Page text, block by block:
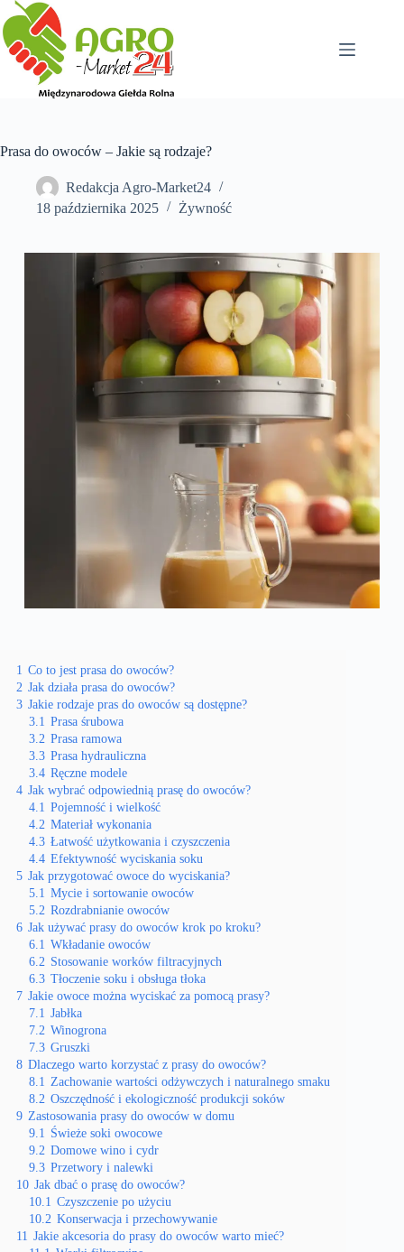
Przejdź
do
treści
Prasa do owoców – Jakie są rodzaje?
Redakcja Agro-Market24
18 października 2025
Żywność
1 Co to jest prasa do owoców?
2 Jak działa prasa do owoców?
3 Jakie rodzaje pras do owoców są dostępne?
3.1 Prasa śrubowa
3.2 Prasa ramowa
3.3 Prasa hydrauliczna
3.4 Ręczne modele
4 Jak wybrać odpowiednią prasę do owoców?
4.1 Pojemność i wielkość
4.2 Materiał wykonania
4.3 Łatwość użytkowania i czyszczenia
4.4 Efektywność wyciskania soku
5 Jak przygotować owoce do wyciskania?
5.1 Mycie i sortowanie owoców
5.2 Rozdrabnianie owoców
6 Jak używać prasy do owoców krok po kroku?
6.1 Wkładanie owoców
6.2 Stosowanie worków filtracyjnych
6.3 Tłoczenie soku i obsługa tłoka
7 Jakie owoce można wyciskać za pomocą prasy?
7.1 Jabłka
7.2 Winogrona
7.3 Gruszki
8 Dlaczego warto korzystać z prasy do owoców?
8.1 Zachowanie wartości odżywczych i naturalnego smaku
8.2 Oszczędność i ekologiczność produkcji soków
9 Zastosowania prasy do owoców w domu
9.1 Świeże soki owocowe
9.2 Domowe wino i cydr
9.3 Przetwory i nalewki
10 Jak dbać o prasę do owoców?
10.1 Czyszczenie po użyciu
10.2 Konserwacja i przechowywanie
11 Jakie akcesoria do prasy do owoców warto mieć?